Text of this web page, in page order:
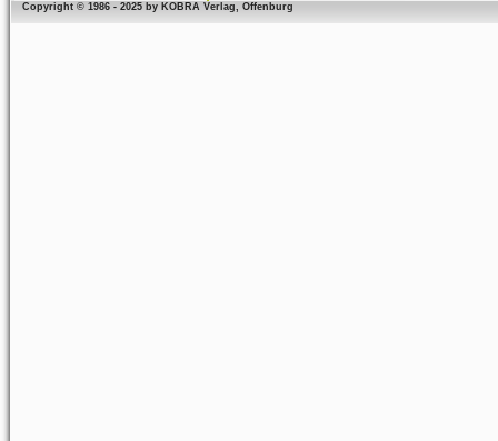
Copyright © 1986 - 2025 by KOBRA Verlag, Offenburg